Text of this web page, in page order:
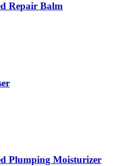
Repair Balm
Plumping Moisturizer